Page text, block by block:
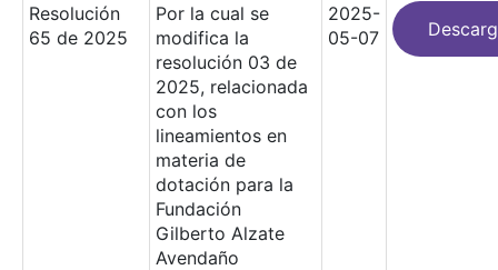
Resolución
65 de 2025
Por la cual se
modifica la
resolución 03 de
2025, relacionada
con los
lineamientos en
materia de
dotación para la
Fundación
Gilberto Alzate
Avendaño
2025-
05-07